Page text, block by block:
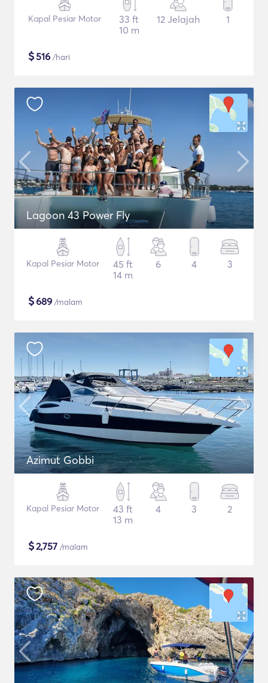
Kapal Pesiar Motor
33 ft
10 m
12 Jelajah 1
$516 /hari
Lagoon 43 Power Fly
Kapal Pesiar Motor
45 ft
14 m
6 4 3
$689 /malam
Azimut Gobbi
Kapal Pesiar Motor
43 ft
13 m
4 3 2
$2,757 /malam